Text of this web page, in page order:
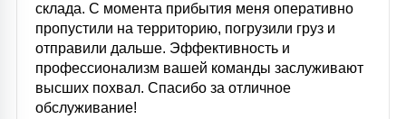
АКСЕССУАРЫ
склада. С момента прибытия меня оперативно
пропустили на территорию, погрузили груз и
отправили дальше. Эффективность и
профессионализм вашей команды заслуживают
высших похвал. Спасибо за отличное
обслуживание!